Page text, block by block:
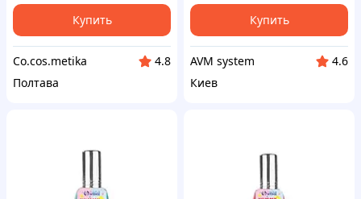
Купить
Co.cos.metika
4.8
Полтава
Купить
AVM system
4.6
Киев